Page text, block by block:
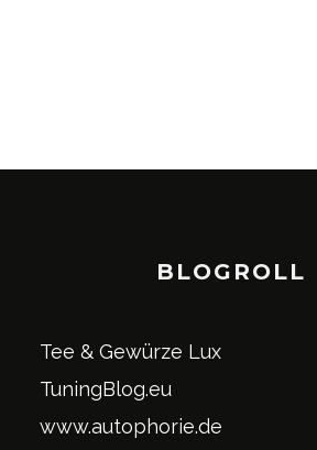
BLOGROLL
Tee & Gewürze Lux
TuningBlog.eu
www.autophorie.de